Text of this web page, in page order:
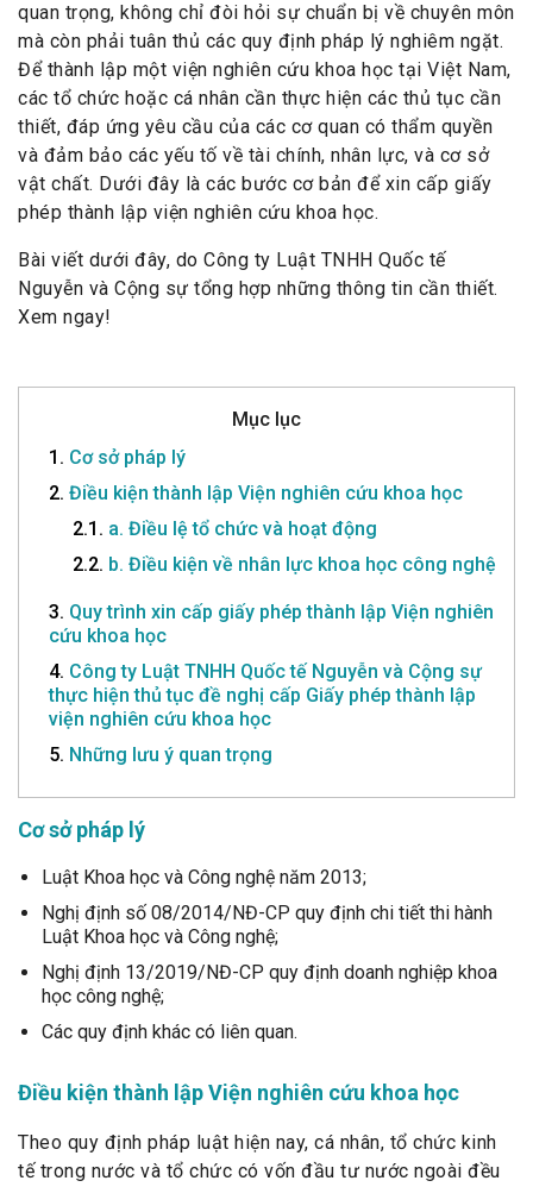
quan trọng, không chỉ đòi hỏi sự chuẩn bị về chuyên môn
mà còn phải tuân thủ các quy định pháp lý nghiêm ngặt.
Để thành lập một viện nghiên cứu khoa học tại Việt Nam,
các tổ chức hoặc cá nhân cần thực hiện các thủ tục cần
thiết, đáp ứng yêu cầu của các cơ quan có thẩm quyền
và đảm bảo các yếu tố về tài chính, nhân lực, và cơ sở
vật chất. Dưới đây là các bước cơ bản để xin cấp giấy
phép thành lập viện nghiên cứu khoa học.
Bài viết dưới đây, do Công ty Luật TNHH Quốc tế
Nguyễn và Cộng sự tổng hợp những thông tin cần thiết.
Xem ngay!
Mục lục
1. Cơ sở pháp lý
2. Điều kiện thành lập Viện nghiên cứu khoa học
2.1. a. Điều lệ tổ chức và hoạt động
2.2. b. Điều kiện về nhân lực khoa học công nghệ
3. Quy trình xin cấp giấy phép thành lập Viện nghiên
cứu khoa học
4. Công ty Luật TNHH Quốc tế Nguyễn và Cộng sự
thực hiện thủ tục đề nghị cấp Giấy phép thành lập
viện nghiên cứu khoa học
5. Những lưu ý quan trọng
Cơ sở pháp lý
Luật Khoa học và Công nghệ năm 2013;
Nghị định số 08/2014/NĐ-CP quy định chi tiết thi hành
Luật Khoa học và Công nghệ;
Nghị định 13/2019/NĐ-CP quy định doanh nghiệp khoa
học công nghệ;
Các quy định khác có liên quan.
Điều kiện thành lập Viện nghiên cứu khoa học
Theo quy định pháp luật hiện nay, cá nhân, tổ chức kinh
tế trong nước và tổ chức có vốn đầu tư nước ngoài đều